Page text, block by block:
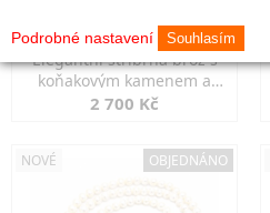
Elegantní stříbrná brož s
koňakovým kamenem a
markazity
2 700 Kč
NOVÉ OBJEDNÁNO
Podrobné nastavení Souhlasím